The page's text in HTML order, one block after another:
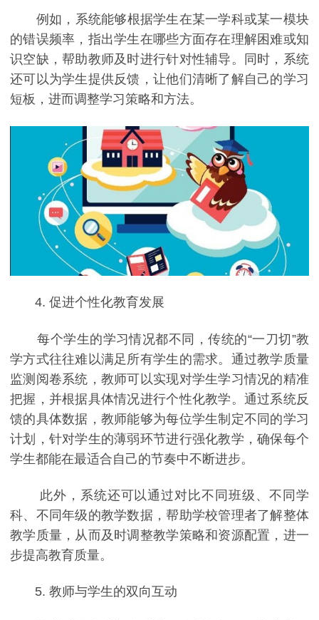
例如，系统能够根据学生在某一学科或某一模块
的错误频率，指出学生在哪些方面存在理解困难或知
识空缺，帮助教师及时进行针对性辅导。同时，系统
还可以为学生提供反馈，让他们清晰了解自己的学习
短板，进而调整学习策略和方法。
4. 促进个性化教育发展
每个学生的学习情况都不同，传统的“一刀切”教
学方式往往难以满足所有学生的需求。通过教学质量
监测阅卷系统，教师可以实现对学生学习情况的精准
把握，并根据具体情况进行个性化教学。通过系统反
馈的具体数据，教师能够为每位学生制定不同的学习
计划，针对学生的薄弱环节进行强化教学，确保每个
学生都能在最适合自己的节奏中不断进步。
此外，系统还可以通过对比不同班级、不同学
科、不同年级的教学数据，帮助学校管理者了解整体
教学质量，从而及时调整教学策略和资源配置，进一
步提高教育质量。
5. 教师与学生的双向互动